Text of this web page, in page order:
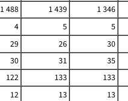
1 488 1 439 1 346
4 5 5
29 26 30
30 31 35
122 133 133
12 13 13